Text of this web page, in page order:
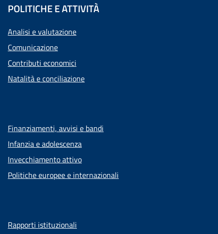
POLITICHE E ATTIVITÀ
Analisi e valutazione
Comunicazione
Contributi economici
Natalità e conciliazione
Finanziamenti, avvisi e bandi
Infanzia e adolescenza
Invecchiamento attivo
Politiche europee e internazionali
Rapporti istituzionali